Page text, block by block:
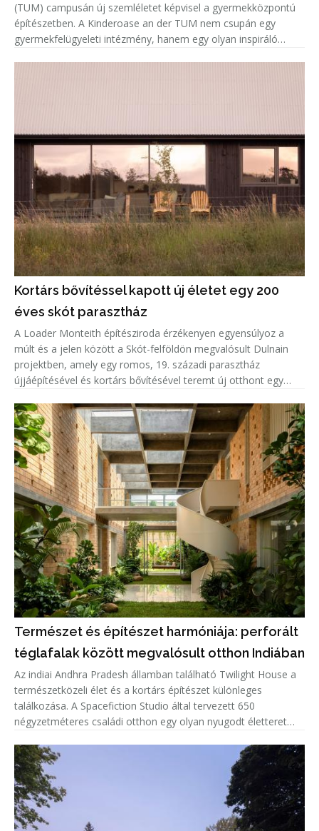
(TUM) campusán új szemléletet képvisel a gyermekközpontú
építészetben. A Kinderoase an der TUM nem csupán egy
gyermekfelügyeleti intézmény, hanem egy olyan inspiráló
Kortárs bővítéssel kapott új életet egy 200
éves skót parasztház
A Loader Monteith építésziroda érzékenyen egyensúlyoz a
múlt és a jelen között a Skót-felföldön megvalósult Dulnain
projektben, amely egy romos, 19. századi parasztház
újjáépítésével és kortárs bővítésével teremt új otthont egy
Természet és építészet harmóniája: perforált
téglafalak között megvalósult otthon Indiában
Az indiai Andhra Pradesh államban található Twilight House a
természetközeli élet és a kortárs építészet különleges
találkozása. A Spacefiction Studio által tervezett 650
négyzetméteres családi otthon egy olyan nyugodt életteret
természe